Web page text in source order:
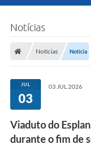
Notícias
Notícias Notícia
JUL
03
03 JUL 2026
Viaduto do
durante o fim de